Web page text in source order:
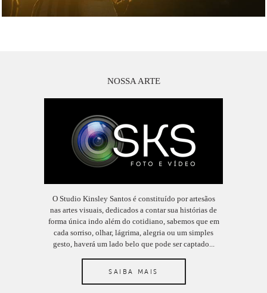
NOSSA ARTE
O Studio Kinsley Santos é constituído por artesãos
nas artes visuais, dedicados a contar sua histórias de
forma única indo além do cotidiano, sabemos que em
cada sorriso, olhar, lágrima, alegria ou um simples
gesto, haverá um lado belo que pode ser captado...
SAIBA MAIS